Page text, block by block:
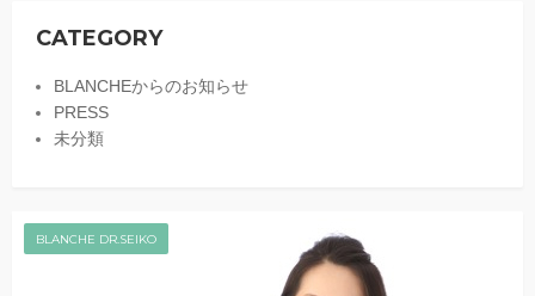
CATEGORY
BLANCHEからのお知らせ
PRESS
未分類
BLANCHE DR.SEIKO